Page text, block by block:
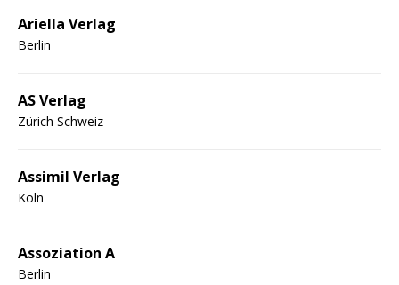
Ariella Verlag
Berlin
AS Verlag
Zürich Schweiz
Assimil Verlag
Köln
Assoziation A
Berlin